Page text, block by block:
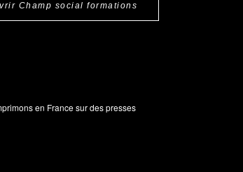
Champ social formations
en France sur des presses